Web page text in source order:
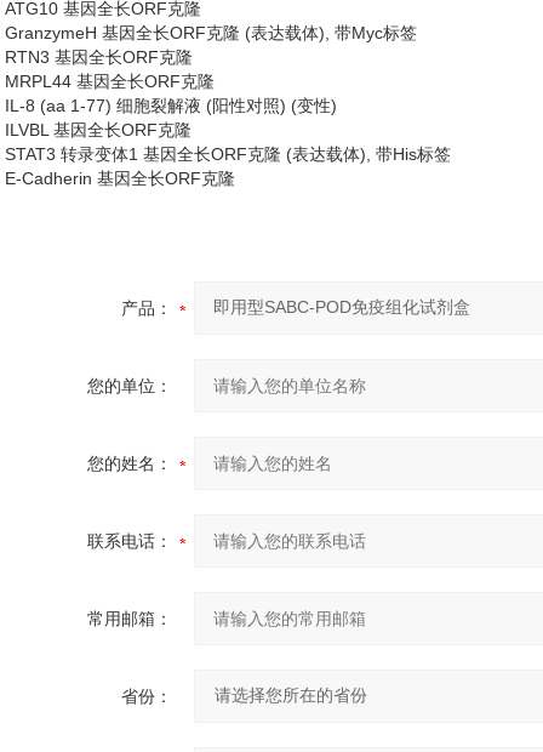
ATG10 基因全长ORF克隆
GranzymeH 基因全长ORF克隆 (表达载体), 带Myc标签
RTN3 基因全长ORF克隆
MRPL44 基因全长ORF克隆
IL-8 (aa 1-77) 细胞裂解液 (阳性对照) (变性)
ILVBL 基因全长ORF克隆
STAT3 转录变体1 基因全长ORF克隆 (表达载体), 带His标签
E-Cadherin 基因全长ORF克隆
产品：
您的单位：
您的姓名：
联系电话：
常用邮箱：
省份：